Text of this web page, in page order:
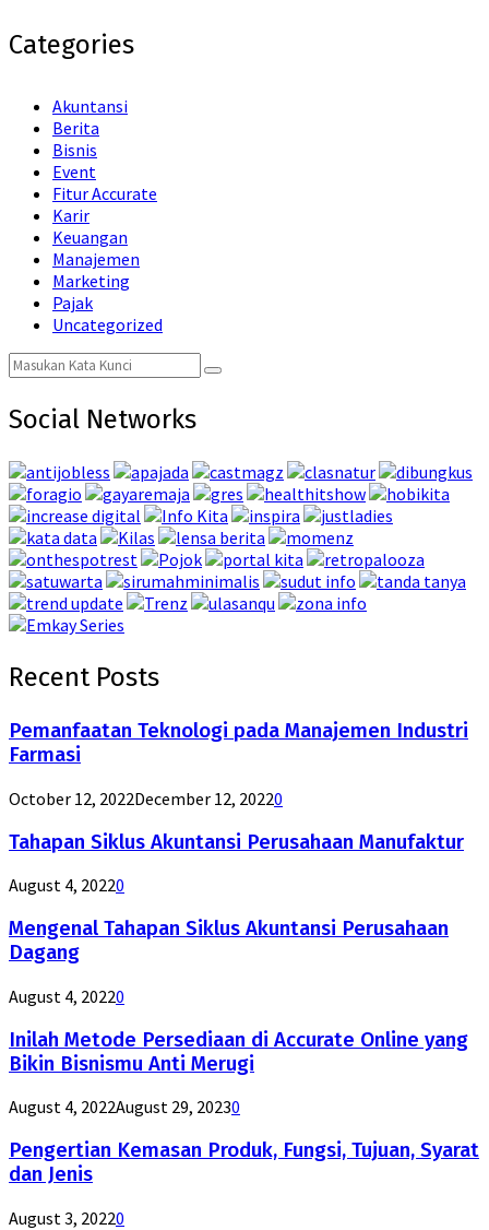
Categories
Akuntansi
Berita
Bisnis
Event
Fitur Accurate
Karir
Keuangan
Manajemen
Marketing
Pajak
Uncategorized
Search
for:
Search
Social Networks
Recent Posts
Pemanfaatan Teknologi pada Manajemen Industri
Farmasi
October 12, 2022December 12, 20220
Tahapan Siklus Akuntansi Perusahaan Manufaktur
August 4, 20220
Mengenal Tahapan Siklus Akuntansi Perusahaan
Dagang
August 4, 20220
Inilah Metode Persediaan di Accurate Online yang
Bikin Bisnismu Anti Merugi
August 4, 2022August 29, 20230
Pengertian Kemasan Produk, Fungsi, Tujuan, Syarat
dan Jenis
August 3, 20220